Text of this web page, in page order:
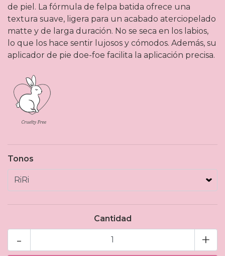
de piel. La fórmula de felpa batida ofrece una
textura suave, ligera para un acabado aterciopelado
matte y de larga duración. No se seca en los labios,
lo que los hace sentir lujosos y cómodos. Además, su
aplicador de pie doe-foe facilita la aplicación precisa.
Tonos
Cantidad
+
-